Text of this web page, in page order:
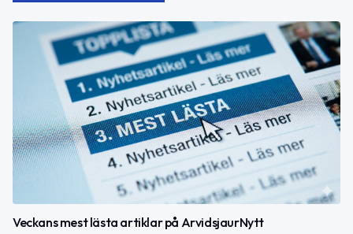
Veckans mest lästa artiklar på ArvidsjaurNytt